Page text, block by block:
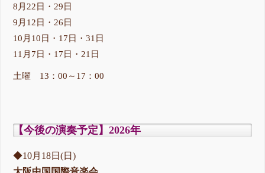
8月22日・29日
9月12日・26日
10月10日・17日・31日
11月7日・17日・21日
土曜 13：00～17：00
【今後の演奏予定】2026年
◆10月18日(日)